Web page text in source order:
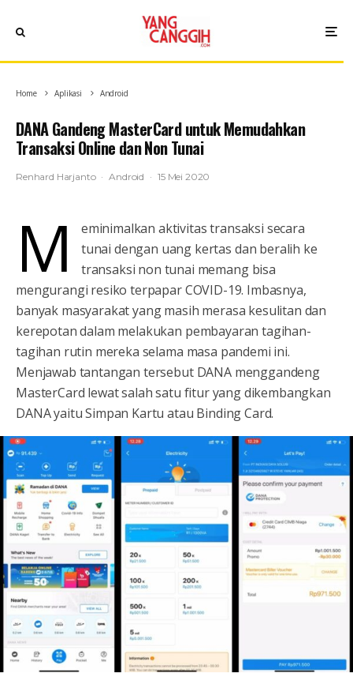
Home Aplikasi Android
DANA Gandeng MasterCard untuk Memudahkan
Transaksi Online dan Non Tunai
Renhard Harjanto · Android · 15 Mei 2020
M
eminimalkan aktivitas transaksi secara
tunai dengan uang kertas dan beralih ke
transaksi non tunai memang bisa
mengurangi resiko terpapar COVID-19. Imbasnya,
banyak masyarakat yang masih merasa kesulitan dan
kerepotan dalam melakukan pembayaran tagihan-
tagihan rutin mereka selama masa pandemi ini.
Menjawab tantangan tersebut DANA menggandeng
MasterCard lewat salah satu fitur yang dikembangkan
DANA yaitu Simpan Kartu atau Binding Card.